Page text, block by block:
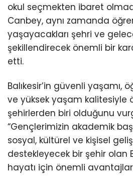
okul seçmekten ibaret
Canbey, aynı zamanda
yaşayacakları şehri ve
şekillendirecek önemli bir
etti.
Balıkesir’in güvenli yaşamı,
ve yüksek yaşam kalitesiyle
şehirlerden biri olduğunu
“Gençlerimizin akademik
sosyal, kültürel ve kişisel
destekleyecek bir şehir olan
hayatı için önemli